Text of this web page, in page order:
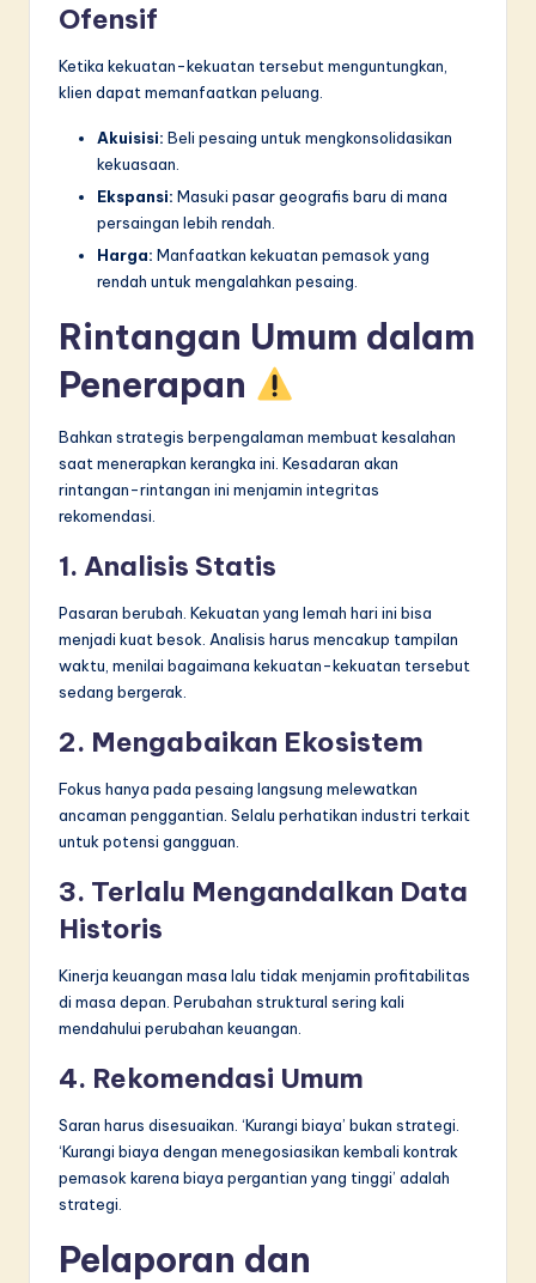
Ofensif
Ketika kekuatan-kekuatan tersebut menguntungkan,
klien dapat memanfaatkan peluang.
Akuisisi: Beli pesaing untuk mengkonsolidasikan
kekuasaan.
Ekspansi: Masuki pasar geografis baru di mana
persaingan lebih rendah.
Harga: Manfaatkan kekuatan pemasok yang
rendah untuk mengalahkan pesaing.
Rintangan Umum dalam
Penerapan
Bahkan strategis berpengalaman membuat kesalahan
saat menerapkan kerangka ini. Kesadaran akan
rintangan-rintangan ini menjamin integritas
rekomendasi.
1. Analisis Statis
Pasaran berubah. Kekuatan yang lemah hari ini bisa
menjadi kuat besok. Analisis harus mencakup tampilan
waktu, menilai bagaimana kekuatan-kekuatan tersebut
sedang bergerak.
2. Mengabaikan Ekosistem
Fokus hanya pada pesaing langsung melewatkan
ancaman penggantian. Selalu perhatikan industri terkait
untuk potensi gangguan.
3. Terlalu Mengandalkan Data
Historis
Kinerja keuangan masa lalu tidak menjamin profitabilitas
di masa depan. Perubahan struktural sering kali
mendahului perubahan keuangan.
4. Rekomendasi Umum
Saran harus disesuaikan. ‘Kurangi biaya’ bukan strategi.
‘Kurangi biaya dengan menegosiasikan kembali kontrak
pemasok karena biaya pergantian yang tinggi’ adalah
strategi.
Pelaporan dan